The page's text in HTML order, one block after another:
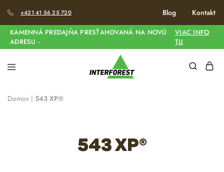
+421 41 56 25 720 Blog Kontakt
KAMENNÁ PREDAJŇA PRESŤAHOVANÁ NA NOVÚ
ADRESU -
VIAC INFO
TU
Domov | 543 XP®
543 XP®